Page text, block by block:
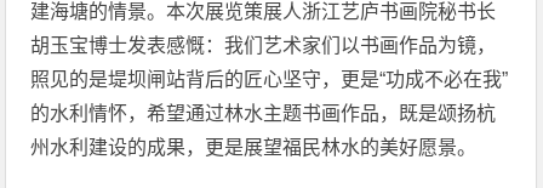
建海塘的情景。本次展览策展人浙江艺庐书画院秘书长
胡玉宝博士发表感慨：我们艺术家们以书画作品为镜，
照见的是堤坝闸站背后的匠心坚守，更是“功成不必在我”
的水利情怀，希望通过林水主题书画作品，既是颂扬杭
州水利建设的成果，更是展望福民林水的美好愿景。